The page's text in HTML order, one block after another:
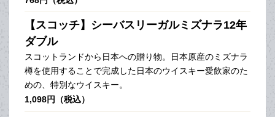
【スコッチ】シーバスリーガルミズナラ12年
ダブル
スコットランドから日本への贈り物。日本原産のミズナラ
樽を使用することで完成した日本のウイスキー愛飲家のた
めの、特別なウイスキー。
1,098円（税込）